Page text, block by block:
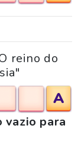
reino do
A
vazio para